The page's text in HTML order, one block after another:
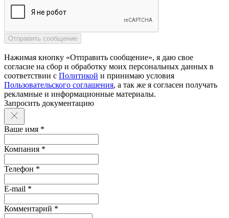
Нажимая кнопку «Отправить сообщение», я даю свое
согласие на сбор и обработку моих персональных данных в
соответствии с Политикой и принимаю условия
Пользовательского соглашения, а так же я согласен получать
рекламные и информационные материалы.
Запросить документацию
Ваше имя *
Компания *
Телефон *
E-mail *
Комментарий *